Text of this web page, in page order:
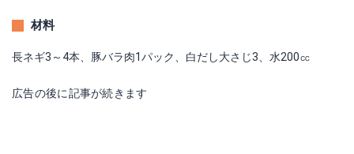
材料
長ネギ3～4本、豚バラ肉1パック、白だし大さじ3、水200㏄
広告の後に記事が続きます